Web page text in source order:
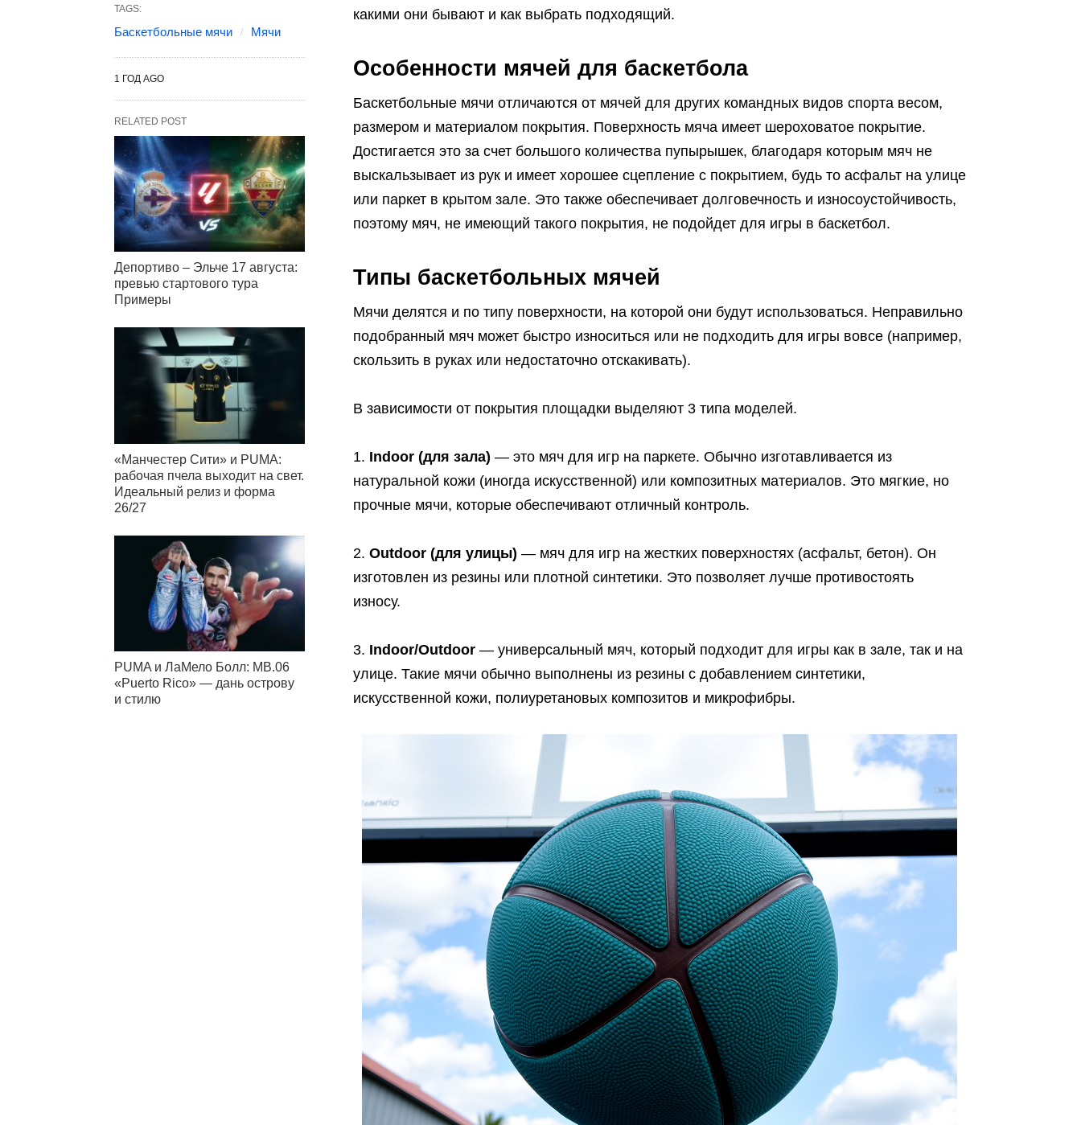
какими они бывают и как выбрать подходящий.
Особенности мячей для баскетбола
Баскетбольные мячи отличаются от мячей для других командных видов спорта весом,
размером и материалом покрытия. Поверхность мяча имеет шероховатое покрытие.
Достигается это за счет большого количества пупырышек, благодаря которым мяч не
выскальзывает из рук и имеет хорошее сцепление с покрытием, будь то асфальт на улице
или паркет в крытом зале. Это также обеспечивает долговечность и износоустойчивость,
поэтому мяч, не имеющий такого покрытия, не подойдет для игры в баскетбол.
Типы баскетбольных мячей
Мячи делятся и по типу поверхности, на которой они будут использоваться. Неправильно
подобранный мяч может быстро износиться или не подходить для игры вовсе (например,
скользить в руках или недостаточно отскакивать).
В зависимости от покрытия площадки выделяют 3 типа моделей.
1. Indoor (для зала) — это мяч для игр на паркете. Обычно изготавливается из
натуральной кожи (иногда искусственной) или композитных материалов. Это мягкие, но
прочные мячи, которые обеспечивают отличный контроль.
2. Outdoor (для улицы) — мяч для игр на жестких поверхностях (асфальт, бетон). Он
изготовлен из резины или плотной синтетики. Это позволяет лучше противостоять
износу.
3. Indoor/Outdoor— универсальный мяч, который подходит для игры как в зале, так и на
улице. Такие мячи обычно выполнены из резины с добавлением синтетики,
искусственной кожи, полиуретановых композитов и микрофибры.
TAGS:
Баскетбольные мячи Мячи
1 ГОД AGO
RELATED POST
Депортиво – Эльче 17 августа:
превью стартового тура
Примеры
«Манчестер Сити» и PUMA:
рабочая пчела выходит на свет.
Идеальный релиз и форма
26/27
PUMA и ЛаМело Болл: MB.06
«Puerto Rico» — дань острову
и стилю